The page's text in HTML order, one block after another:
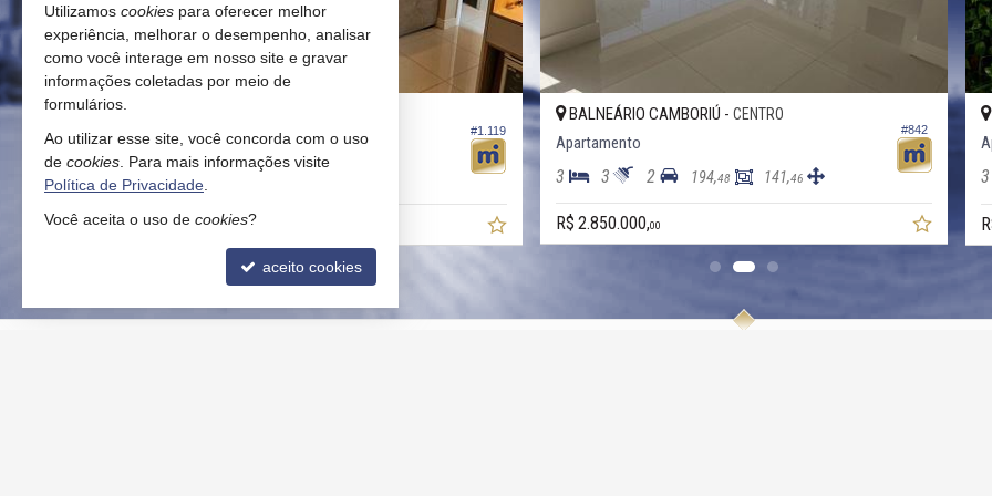
#1.069 #1.119
Apartamento
3 2
R$ 1.880.000,00
#842
BALNEÁRIO CAMBORIÚ - CENTRO
Apartamento
3 3 2 194,48 141,46
R$ 2.850.000,00
3
Utilizamos cookies para oferecer melhor
experiência, melhorar o desempenho, analisar
como você interage em nosso site e gravar
informações coletadas por meio de
formulários.
Ao utilizar esse site, você concorda com o uso
de cookies . Para mais informações visite
Política de Privacidade
Você aceita o uso de cookies?
aceito cookies